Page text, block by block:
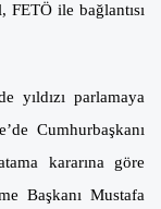
FETÖ ile bağlantısı
yıldızı parlamaya
Cumhurbaşkanı
kararına göre
Başkanı Mustafa